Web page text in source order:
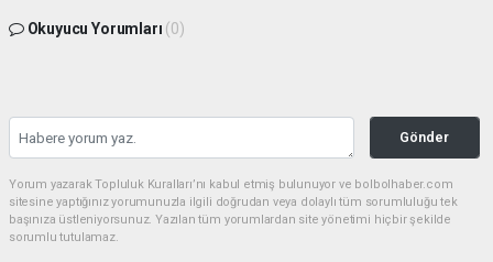
Okuyucu Yorumları (0)
Gönder
Yorum yazarak Topluluk Kuralları’nı kabul etmiş bulunuyor ve bolbolhaber.com
sitesine yaptığınız yorumunuzla ilgili doğrudan veya dolaylı tüm sorumluluğu tek
başınıza üstleniyorsunuz. Yazılan tüm yorumlardan site yönetimi hiçbir şekilde
sorumlu tutulamaz.